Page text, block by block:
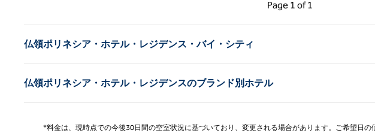
Page 1 of 1
Page 1 of 1
仏領ポリネシア・ホテル・レジデンス・バイ・シティ
仏領ポリネシア・ホテル・レジデンスのブランド別ホテル
*料金は、現時点での今後30日間の空室状況に基づいており、変更される場合があります。ご希望日